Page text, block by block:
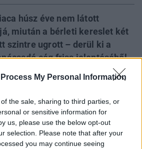
Process My Personal Information
the sale, sharing to third parties, or
or sensitive information for
us, please use the below opt-out
selection. Please note that after your
you may continue seeing
húsz éve nem látott
miután a bérleti kereslet két
szintre ugrott – derül ki a
cég friss jelentéséből.
kivételnek számít abban
épületek is újra keresetté
elemzése alapján írta
hazai ingatlanpiac ünnepe! - Az
piaci teljesítményei és az